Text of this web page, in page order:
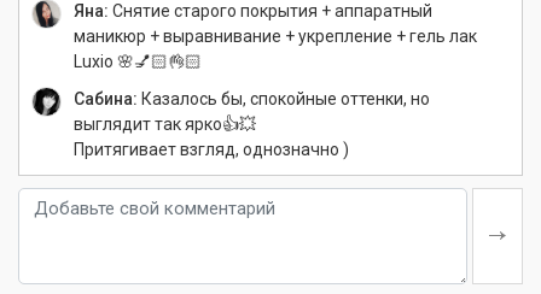
Яна: Снятие старого покрытия + аппаратный
маникюр + выравнивание + укрепление + гель лак
Luxio 🌸💅🏻👌🏻
Сабина: Казалось бы, спокойные оттенки, но
выглядит так ярко👍💥
Притягивает взгляд, однозначно )